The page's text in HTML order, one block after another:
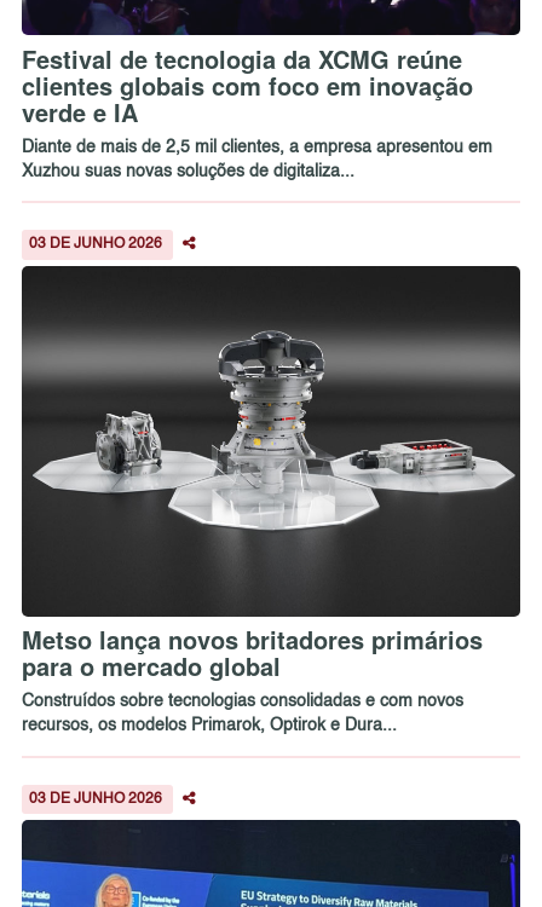
Festival de tecnologia da XCMG reúne
clientes globais com foco em inovação
verde e IA
Diante de mais de 2,5 mil clientes, a empresa apresentou em
Xuzhou suas novas soluções de digitaliza...
03 DE JUNHO 2026
Metso lança novos britadores primários
para o mercado global
Construídos sobre tecnologias consolidadas e com novos
recursos, os modelos Primarok, Optirok e Dura...
03 DE JUNHO 2026